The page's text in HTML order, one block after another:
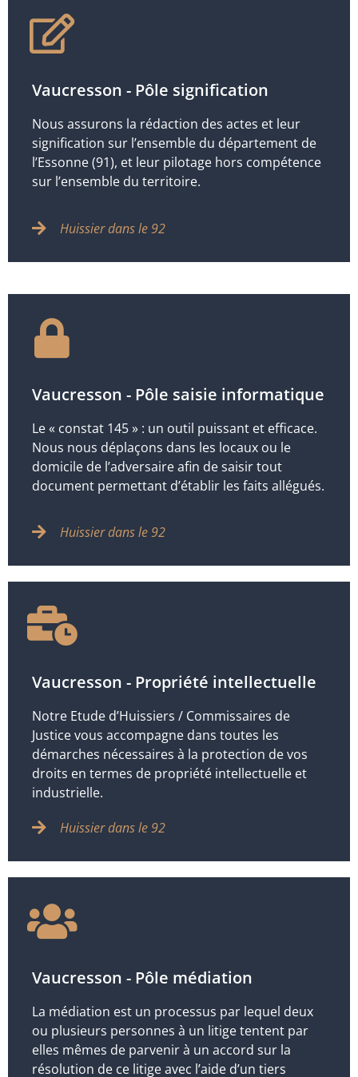
Vaucresson - Pôle signification
Nous assurons la rédaction des actes et leur
signification sur l’ensemble du département de
l’Essonne (91), et leur pilotage hors compétence
sur l’ensemble du territoire.
Huissier dans le 92
Vaucresson - Pôle saisie informatique
Le « constat 145 » : un outil puissant et efficace.
Nous nous déplaçons dans les locaux ou le
domicile de l’adversaire afin de saisir tout
document permettant d’établir les faits allégués.
Huissier dans le 92
Vaucresson - Propriété intellectuelle
Notre Etude d’Huissiers / Commissaires de
Justice vous accompagne dans toutes les
démarches nécessaires à la protection de vos
droits en termes de propriété intellectuelle et
industrielle.
Huissier dans le 92
Vaucresson - Pôle médiation
La médiation est un processus par lequel deux
ou plusieurs personnes à un litige tentent par
elles mêmes de parvenir à un accord sur la
résolution de ce litige avec l’aide d’un tiers